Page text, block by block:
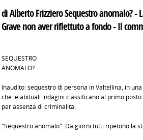
di Alberto Frizziero Sequestro anomalo?
Grave non aver riflettuto a fondo - Il
SEQUESTRO
ANOMALO?
Inaudito: sequestro di persona in Valtellina, in
che le abituali indagini classificano al primo posto
per assenza di criminalità.
"Sequestro anomalo". Da giorni tutti ripetono la